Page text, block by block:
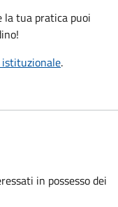
la tua pratica puoi
.
in possesso dei